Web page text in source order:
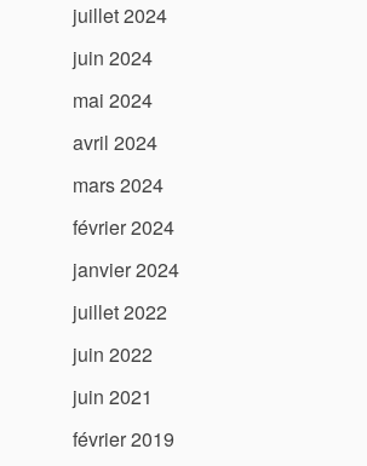
juillet 2024
juin 2024
mai 2024
avril 2024
mars 2024
février 2024
janvier 2024
juillet 2022
juin 2022
juin 2021
février 2019